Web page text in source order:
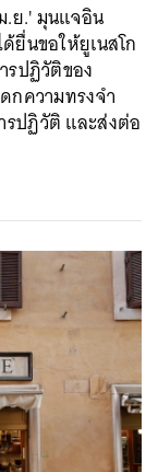
.ย.' มุนแจอิน
ยื่นขอให้ยูเนสโก
รปฏิวัติของ
กความทรงจำ
ปฏิวัติ และส่งต่อ